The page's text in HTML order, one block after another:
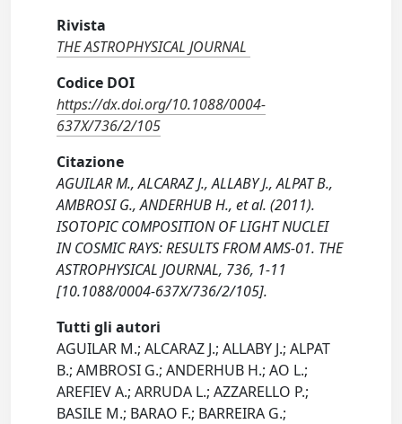
Rivista
THE ASTROPHYSICAL JOURNAL
Codice DOI
https://dx.doi.org/10.1088/0004-
637X/736/2/105
Citazione
AGUILAR M., ALCARAZ J., ALLABY J., ALPAT B.,
AMBROSI G., ANDERHUB H., et al. (2011).
ISOTOPIC COMPOSITION OF LIGHT NUCLEI
IN COSMIC RAYS: RESULTS FROM AMS-01. THE
ASTROPHYSICAL JOURNAL, 736, 1-11
[10.1088/0004-637X/736/2/105].
Tutti gli autori
AGUILAR M.; ALCARAZ J.; ALLABY J.; ALPAT
B.; AMBROSI G.; ANDERHUB H.; AO L.;
AREFIEV A.; ARRUDA L.; AZZARELLO P.;
BASILE M.; BARAO F.; BARREIRA G.;